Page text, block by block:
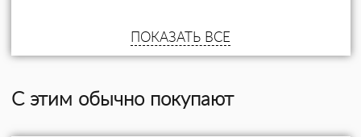
ПОКАЗАТЬ ВСЕ
С этим обычно покупают